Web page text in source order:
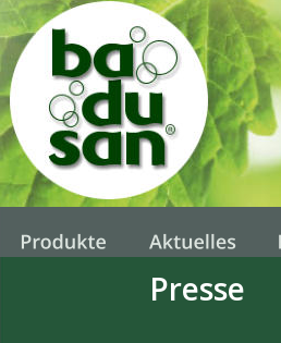
Presse